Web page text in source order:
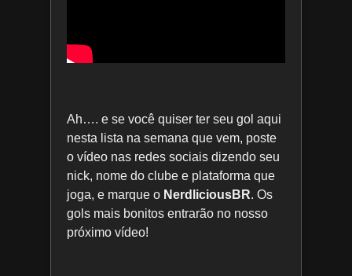
Ah…. e se você quiser ter seu gol aqui
nesta lista na semana que vem, poste
o vídeo nas redes sociais dizendo seu
nick, nome do clube e plataforma que
joga, e marque o NerdliciousBR. Os
gols mais bonitos entrarão no nosso
próximo vídeo!